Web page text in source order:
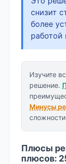
снизит
более
Изучите
решение.
Минусы
Плюсы
плюсов: